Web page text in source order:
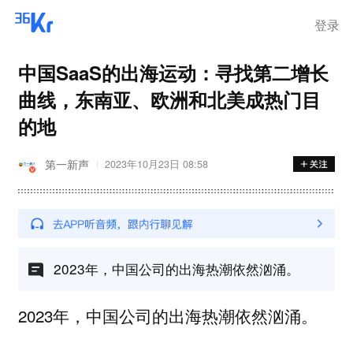
登录
中国SaaS的出海运动：寻找第二增长
曲线，东南亚、欧洲和北美成热门目
的地
第一新声 2023年10月23日 08:58
2023年，中国公司的出海热潮依然汹涌。
2023年，中国公司的出海热潮依然汹涌。